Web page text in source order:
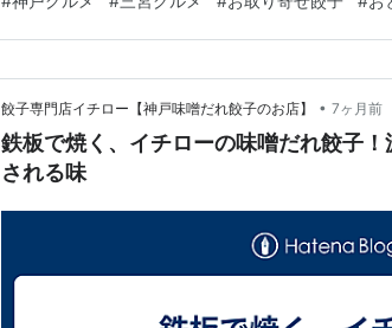
専門店。1950年…
餃子専門店イチロー【神戸味噌だれ餃子のお店】 • 7ヶ月前
鉄板で焼く、イチローの味噌だれ餃子
される味